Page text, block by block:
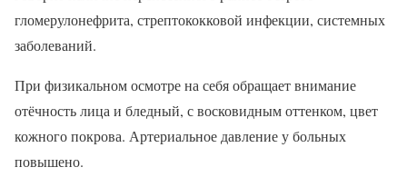
гломерулонефрита, стрептококковой инфекции, системных
заболеваний.
При физикальном осмотре на себя обращает внимание
отёчность лица и бледный, с восковидным оттенком, цвет
кожного покрова. Артериальное давление у больных
повышено.